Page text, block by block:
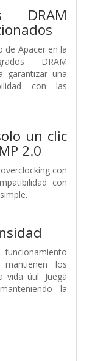
DRAM
de Apacer en la
DRAM
garantizar una
con las
un clic
2.0
con
con
los
vida útil. Juega
la